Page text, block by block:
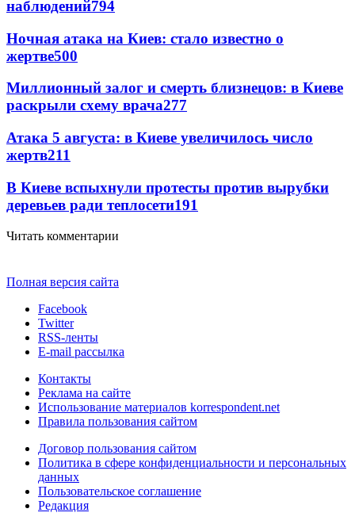
наблюдений794
Ночная атака на Киев: стало известно о
жертве500
Миллионный залог и смерть близнецов: в Киеве
раскрыли схему врача277
Атака 5 августа: в Киеве увеличилось число
жертв211
В Киеве вспыхнули протесты против вырубки
деревьев ради теплосети191
Читать комментарии
Полная версия сайта
Facebook
Twitter
RSS-ленты
E-mail рассылка
Контакты
Реклама на сайте
Использование материалов korrespondent.net
Правила пользования сайтом
Договор пользования сайтом
Политика в сфере конфиденциальности и персональных
данных
Пользовательское соглашение
Редакция